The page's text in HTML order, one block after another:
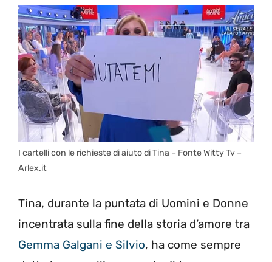
I cartelli con le richieste di aiuto di Tina – Fonte Witty Tv –
Arlex.it
Tina, durante la puntata di Uomini e Donne
incentrata sulla fine della storia d’amore tra
Gemma Galgani e Silvio, ha come sempre